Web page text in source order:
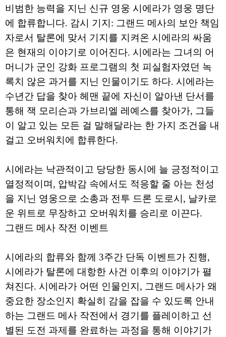
비범한 능력을 지닌 신규 영웅 시에라가 영웅 명단
에 합류합니다. 감시 기지: 그랜드 메사의 보안 책임
자로서 탈론에 맞서 기지를 지켜온 시에라의 싸움
은 현재의 이야기로 이어진다. 시에라는 그녀의 어
머니가 군인 강화 프로그램의 첫 피실험자였던 녹
록치 않은 과거를 지닌 인물이기도 하다. 시에라는
수년간 답을 찾아 헤맨 끝에 자신이 알아낸 단서를
통해 잭 모리슨과 가브리엘 레예스를 찾아가, 그들
이 알고 있는 모든 걸 말해달라는 한 가지 조건을 내
걸고 오버워치에 합류한다.
시에라는 낙관적이고 당당한 동시에 늘 긍정적이고
열정적이며, 압박감 속에서도 적응할 줄 아는 천성
을 지닌 영웅으로 소총과 전투 드론 도로시, 날카로
운 위트로 무장하고 오버워치를 승리로 이끈다.
그랜드 메사 작전 이벤트
시에라의 합류와 함께 3주간 단독 이벤트가 진행,
시에라가 탈론에 대항한 사건 이후의 이야기가 펼
쳐진다. 시에라가 어떤 인물인지, 그랜드 메사가 왜
중요한 장소인지 확실히 감을 잡을 수 있도록 안내
하는 그랜드 메사 작전에서 경기를 플레이하고 선
별된 도전 과제를 완료하는 과정을 통해 이야기가